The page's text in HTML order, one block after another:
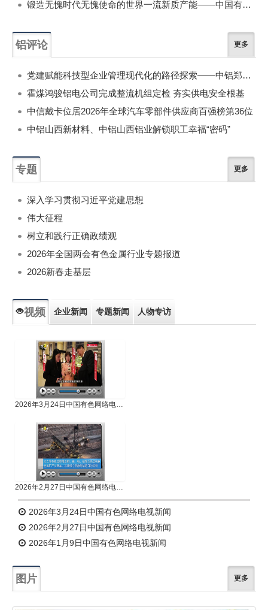
锻造无愧时代无愧使命的世界一流新质产能——中国有色金属工业的战略应对与破局之道（二）
铝评论 更多
党建赋能科技型企业管理现代化的路径探索——中铝郑州研究院以党建引领现代化管理的实践探讨
霍煤鸿骏铝电公司完成整流机组定检 夯实供电安全根基
中信戴卡位居2026年全球汽车零部件供应商百强榜第36位
中铝山西新材料、中铝山西铝业解锁职工幸福“密码”
专题 更多
深入学习贯彻习近平党建思想
伟大征程
树立和践行正确政绩观
2026年全国两会有色金属行业专题报道
2026新春走基层
视频 企业新闻 专题新闻 人物专访
2026年3月24日中国有色网络电视新闻
2026年2月27日中国有色网络电视新闻
2026年3月24日中国有色网络电视新闻
2026年2月27日中国有色网络电视新闻
2026年1月9日中国有色网络电视新闻
图片 更多